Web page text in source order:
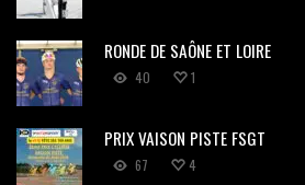
RONDE DE SAÔNE ET LOIRE
40 1
PRIX VAISON PISTE FSGT
67 4